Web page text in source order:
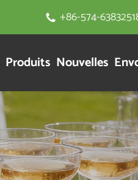
 +86-574-
Produits Nouvelles